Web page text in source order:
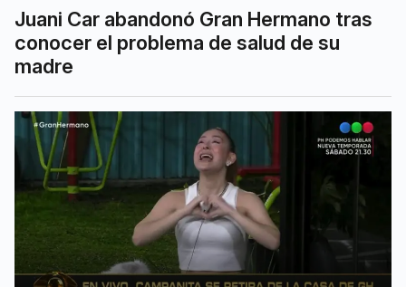
Juani Car abandonó Gran Hermano tras
conocer el problema de salud de su
madre